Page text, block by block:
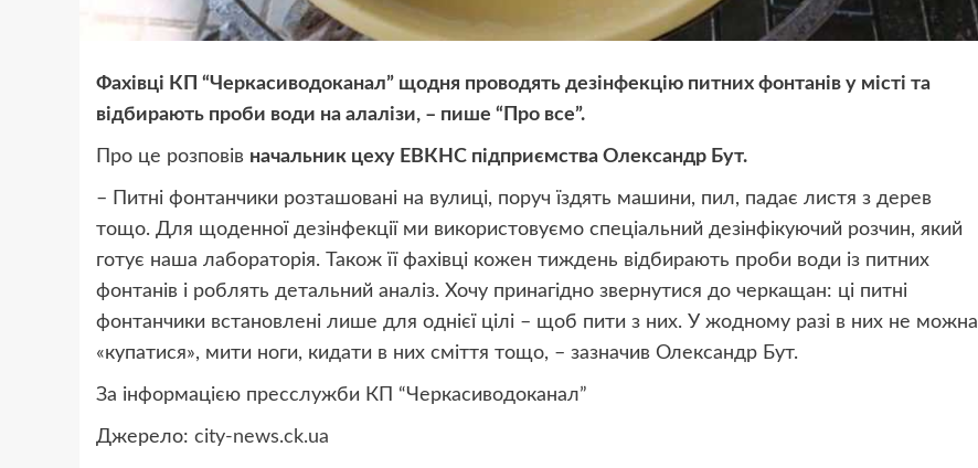
Фахівці КП “Черкасиводоканал” щодня проводять дезінфекцію питних фонтанів у місті та
відбирають проби води на алалізи, – пише “Про все”.
Про це розповів начальник цеху ЕВКНС підприємства Олександр Бут.
– Питні фонтанчики розташовані на вулиці, поруч їздять машини, пил, падає листя з дерев
тощо. Для щоденної дезінфекції ми використовуємо спеціальний дезінфікуючий розчин, який
готує наша лабораторія. Також її фахівці кожен тиждень відбирають проби води із питних
фонтанів і роблять детальний аналіз. Хочу принагідно звернутися до черкащан: ці питні
фонтанчики встановлені лише для однієї цілі – щоб пити з них. У жодному разі в них не можна
«купатися», мити ноги, кидати в них сміття тощо, – зазначив Олександр Бут.
За інформацією пресслужби КП “Черкасиводоканал”
Джерело: city-news.ck.ua